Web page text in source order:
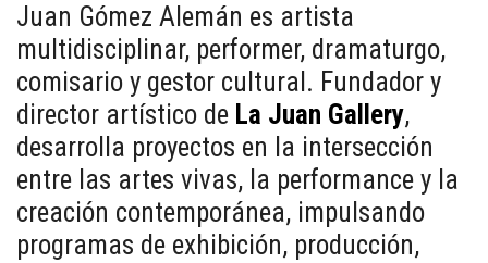
Juan Gómez Alemán es artista
multidisciplinar, performer, dramaturgo,
comisario y gestor cultural. Fundador y
director artístico de La Juan Gallery,
desarrolla proyectos en la intersección
entre las artes vivas, la performance y la
creación contemporánea, impulsando
programas de exhibición, producción,